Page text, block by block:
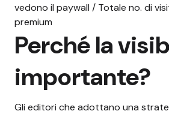
vedono il paywall / Totale no. di
premium
Perché la
importante?
Gli editori che adottano una